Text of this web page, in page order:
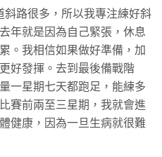
路很多，所以我專注練好斜
年就是因為自己緊張，休息
。我相信如果做好準備，加
好發揮。去到最後備戰階
一星期七天都跑足，能練多
賽前兩至三星期，我就會進
健康，因為一旦生病就很難